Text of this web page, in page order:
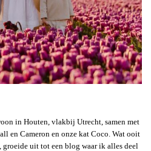
in Houten, vlakbij Utrecht, samen met
en Cameron en onze kat Coco. Wat ooit
groeide uit tot een blog waar ik alles deel